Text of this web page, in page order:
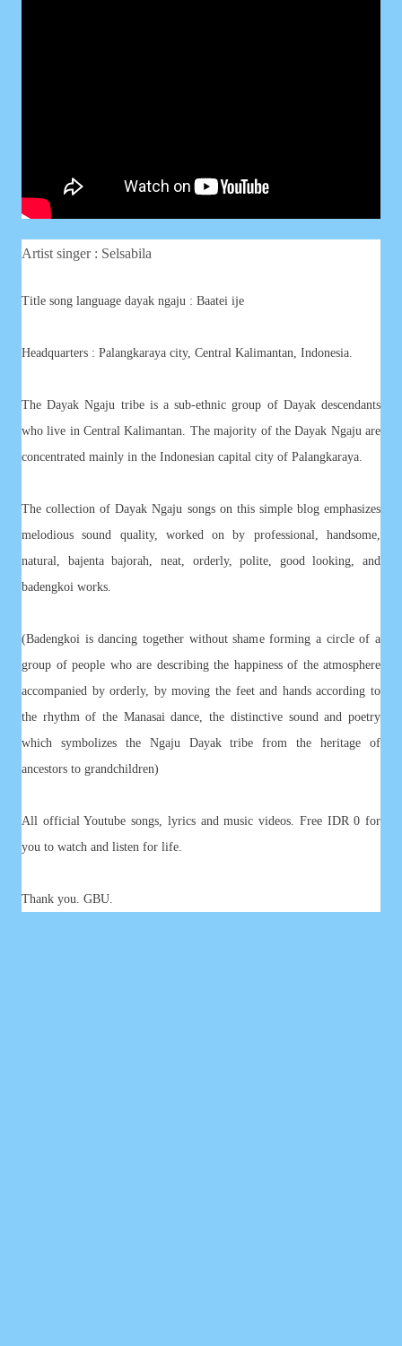
Artist singer : Selsabila
Title song language dayak ngaju : Baatei ije
Headquarters : Palangkaraya city, Central Kalimantan, Indonesia.
The Dayak Ngaju tribe is a sub-ethnic group of Dayak descendants
who live in Central Kalimantan. The majority of the Dayak Ngaju are
concentrated mainly in the Indonesian capital city of Palangkaraya.
The collection of Dayak Ngaju songs on this simple blog emphasizes
melodious sound quality, worked on by professional, handsome,
natural, bajenta bajorah, neat, orderly, polite, good looking, and
badengkoi works.
(Badengkoi is dancing together without shame forming a circle of a
group of people who are describing the happiness of the atmosphere
accompanied by orderly, by moving the feet and hands according to
the rhythm of the Manasai dance, the distinctive sound and poetry
which symbolizes the Ngaju Dayak tribe from the heritage of
ancestors to grandchildren)
All official Youtube songs, lyrics and music videos. Free IDR 0 for
you to watch and listen for life.
Thank you. GBU.